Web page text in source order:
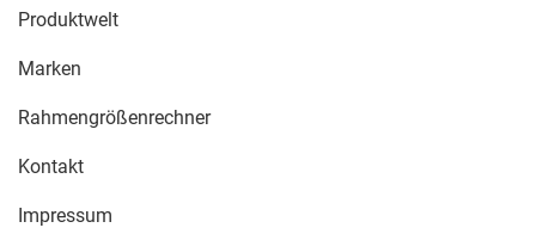
Produktwelt
Marken
Rahmengrößenrechner
Kontakt
Impressum